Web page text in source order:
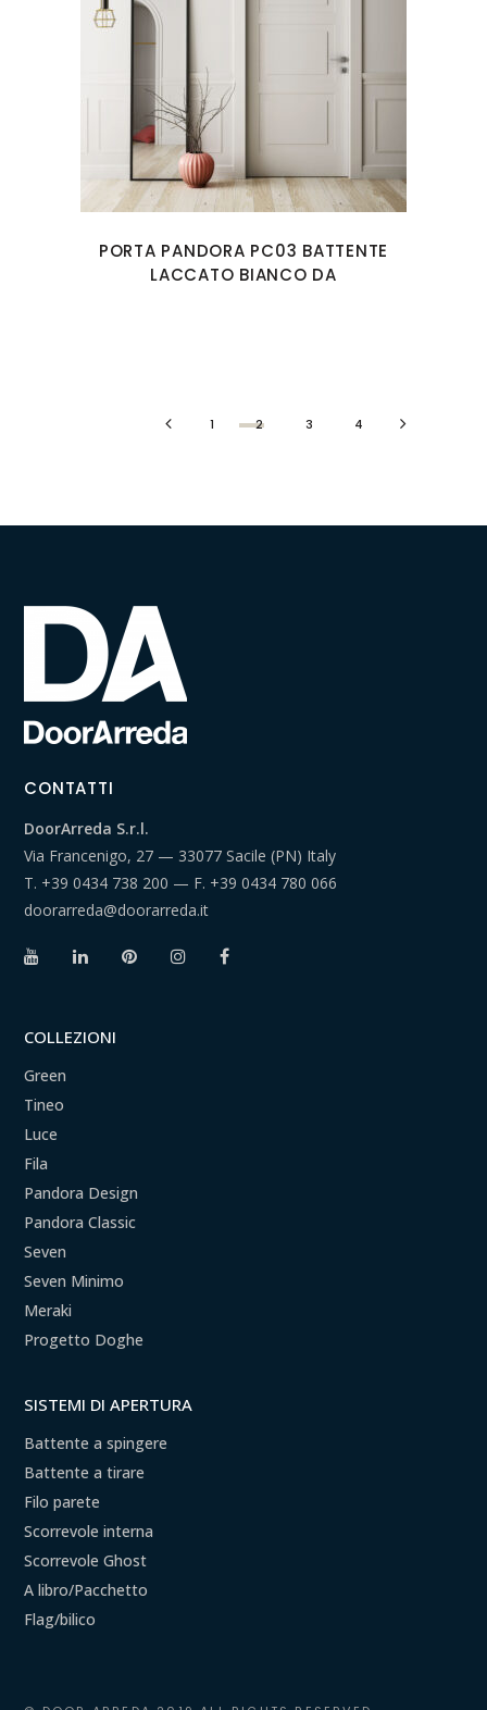
PORTA PANDORA PC03 BATTENTE
LACCATO BIANCO DA
1 2 3 4
CONTATTI
DoorArreda S.r.l.
Via Francenigo, 27 — 33077 Sacile (PN) Italy
T. +39 0434 738 200 — F. +39 0434 780 066
doorarreda@doorarreda.it
COLLEZIONI
Green
Tineo
Luce
Fila
Pandora Design
Pandora Classic
Seven
Seven Minimo
Meraki
Progetto Doghe
SISTEMI DI APERTURA
Battente a spingere
Battente a tirare
Filo parete
Scorrevole interna
Scorrevole Ghost
A libro/Pacchetto
Flag/bilico